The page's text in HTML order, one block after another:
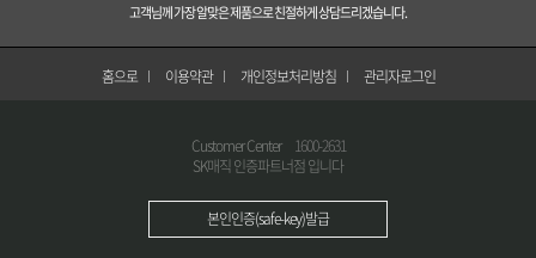
고객님께 가장 알맞은 제품으로 친절하게 상담드리겠습니다.
홈으로 이용약관 개인정보처리방침 관리자로그인
Customer Center 1600-2631
SK매직 인증파트너점 입니다
본인인증(safe-key)발급